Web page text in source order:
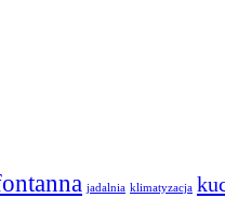
jadalnia klimatyzacja